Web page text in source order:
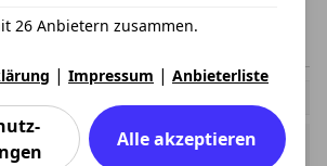
26 Anbietern zusammen.
| Impressum | Anbieterliste
Alle akzeptieren